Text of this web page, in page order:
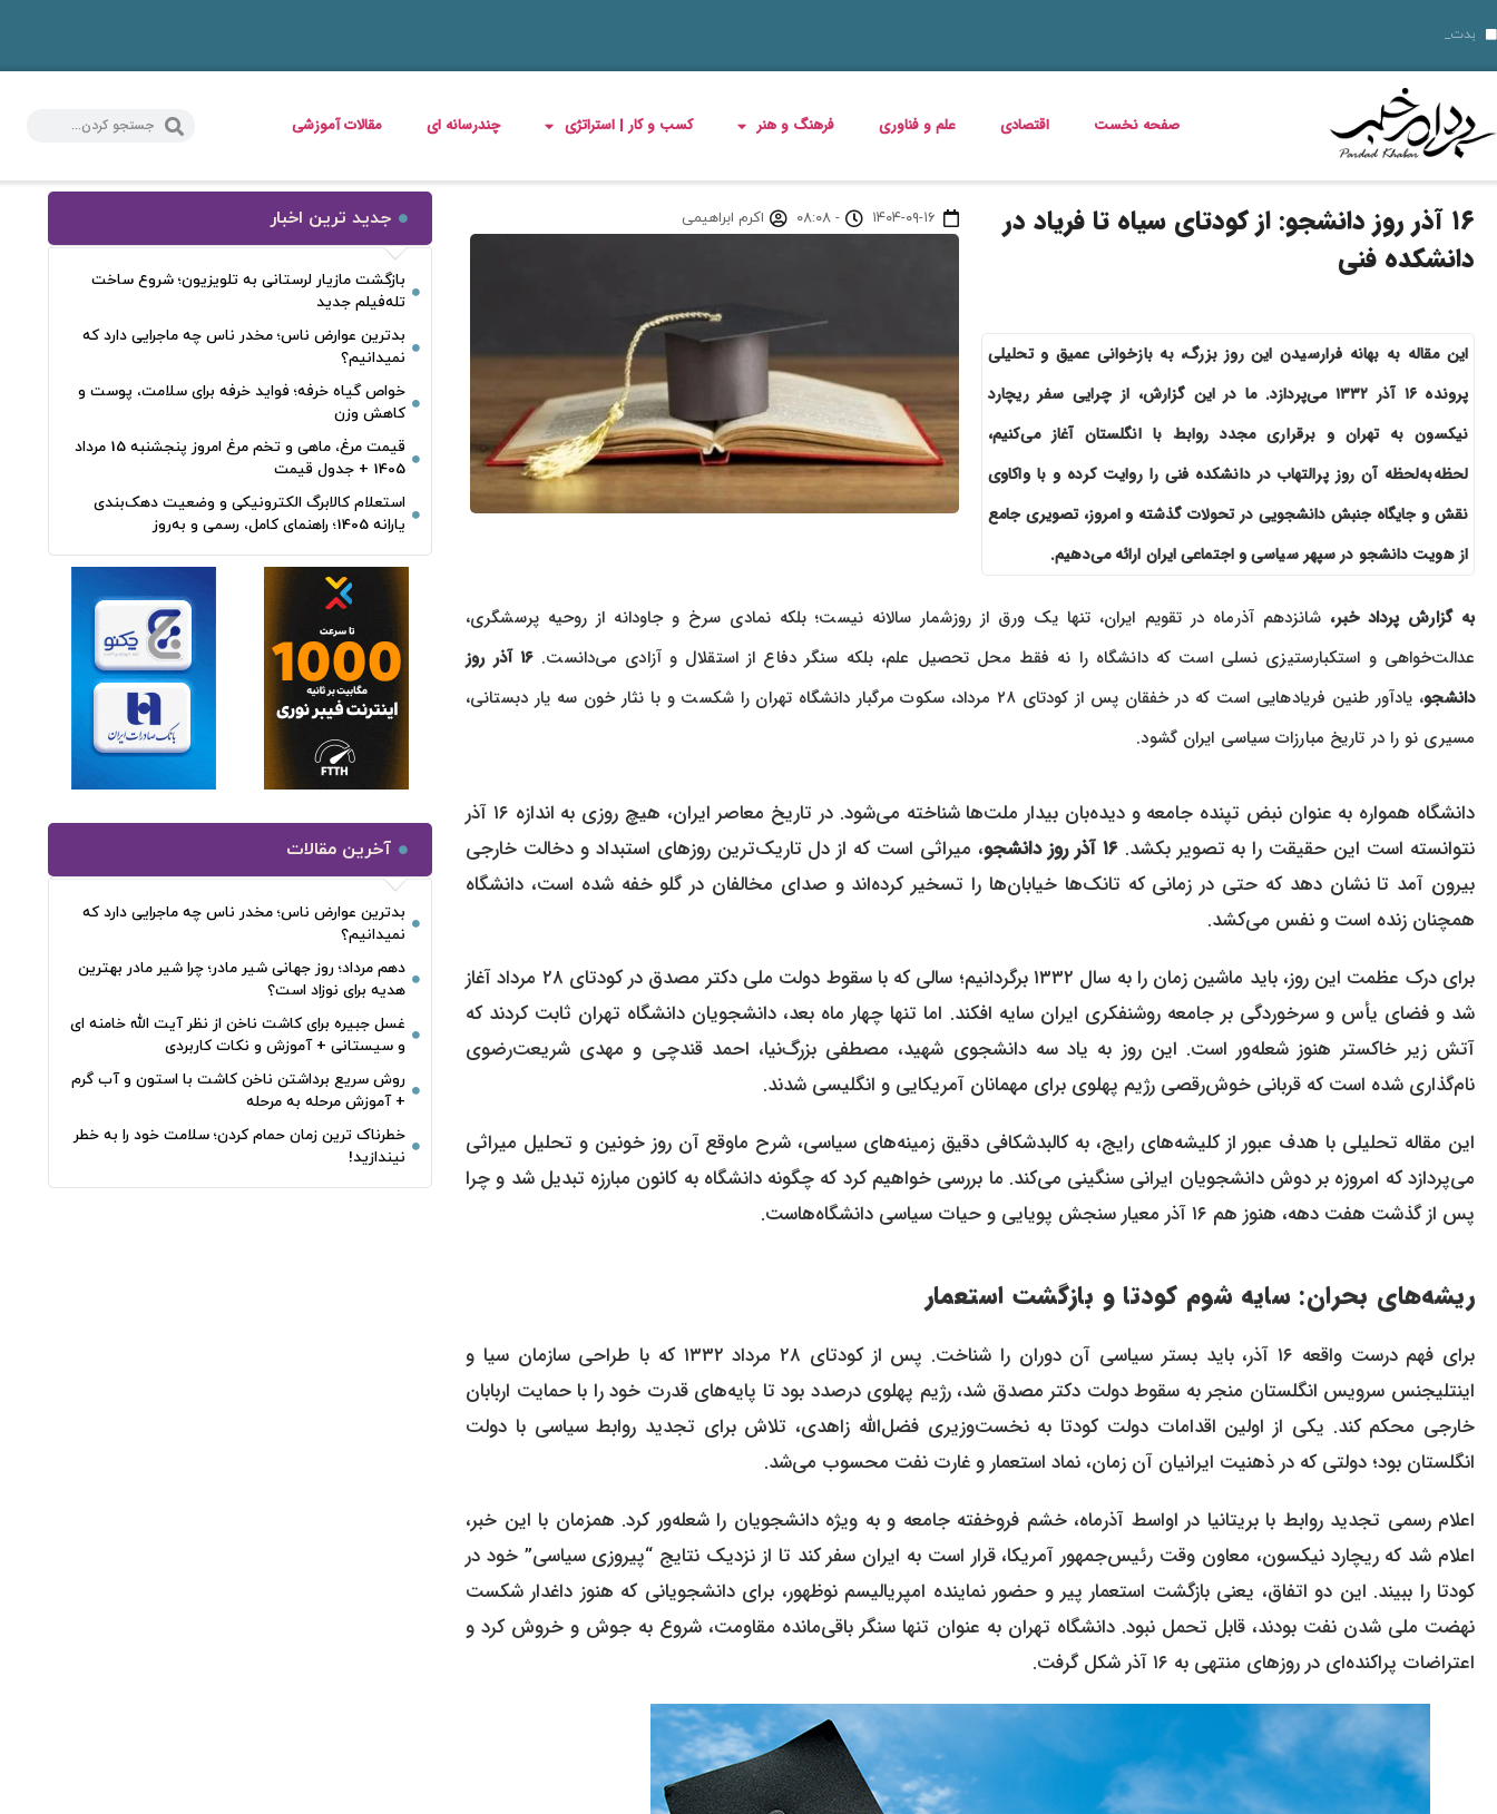
بدترین عوارض ناس؛ مخدر ناس چه ماجر
خواص گیاه خرفه؛ فواید خرفه برای سلامت، پوست و کاهش وزن
قیمت مرغ، ماهی و تخم مرغ امروز پنجشنبه 15 مرداد 1405 + جدول قیمت
استعلام کالابرگ الکترونیکی و وضعیت دهک‌بندی یارانه 1405؛ راهنمای کامل، رسمی و به‌روز
قیمت دلار، طلا، سکه و ارز امروز 15 مرداد 1405 + جدول کامل
10 نمونه از نقاط قوت و ضعف برای مصاحبه‌ های شغلی ۱۴۰۵
داستان فیلم زنده شور و عکس بازیگرانش
خبر خوش برای مددجویان و یارانه‌بگیران؛ برنامه پرداخت مرداد 1405 اعلام شد
دلیل افزایش ناگهانی قبض برق چیست؟ قبض برق چه کسانی گران می‌شود؟
صفحه نخست اقتصادی علم و فناوری فرهنگ و هنر کسب و کار | استراتژی چندرسانه ای مقالات آموزشی
۱۶ آذر روز دانشجو: از کودتای سیاه تا فریاد در
دانشکده فنی
این مقاله به بهانه فرارسیدن این روز بزرگ، به بازخوانی عمیق و تحلیلی
پرونده ۱۶ آذر ۱۳۳۲ می‌پردازد. ما در این گزارش، از چرایی سفر ریچارد
نیکسون به تهران و برقراری مجدد روابط با انگلستان آغاز می‌کنیم،
لحظه‌به‌لحظه آن روز پرالتهاب در دانشکده فنی را روایت کرده و با واکاوی
نقش و جایگاه جنبش دانشجویی در تحولات گذشته و امروز، تصویری جامع
از هویت دانشجو در سپهر سیاسی و اجتماعی ایران ارائه می‌دهیم.
۱۴۰۴-۰۹-۱۶ - ۰۸:۰۸ اکرم ابراهیمی
به گزارش پرداد خبر، شانزدهم آذرماه در تقویم ایران، تنها یک ورق از روزشمار سالانه نیست؛ بلکه نمادی سرخ و جاودانه از روحیه پرسشگری،
عدالت‌خواهی و استکبارستیزی نسلی است که دانشگاه را نه فقط محل تحصیل علم، بلکه سنگر دفاع از استقلال و آزادی می‌دانست.
۱۶ آذر روز
دانشجو
، یادآور طنین فریادهایی است که در خفقان پس از کودتای ۲۸ مرداد، سکوت مرگبار دانشگاه تهران را شکست و با نثار خون سه یار دبستانی،
مسیری نو را در تاریخ مبارزات سیاسی ایران گشود.
دانشگاه همواره به عنوان نبض تپنده جامعه و دیده‌بان بیدار ملت‌ها شناخته می‌شود. در تاریخ معاصر ایران، هیچ روزی به اندازه ۱۶ آذر
نتوانسته است این حقیقت را به تصویر بکشد.۱۶ آذر روز دانشجو
، میراثی است که از دل تاریک‌ترین روزهای استبداد و دخالت خارجی
بیرون آمد تا نشان دهد که حتی در زمانی که تانک‌ها خیابان‌ها را تسخیر کرده‌اند و صدای مخالفان در گلو خفه شده است، دانشگاه
همچنان زنده است و نفس می‌کشد.
برای درک عظمت این روز، باید ماشین زمان را به سال ۱۳۳۲ برگردانیم؛ سالی که با سقوط دولت ملی دکتر مصدق در کودتای ۲۸ مرداد آغاز
شد و فضای یأس و سرخوردگی بر جامعه روشنفکری ایران سایه افکند. اما تنها چهار ماه بعد، دانشجویان دانشگاه تهران ثابت کردند که
آتش زیر خاکستر هنوز شعله‌ور است. این روز به یاد سه دانشجوی شهید، مصطفی بزرگ‌نیا، احمد قندچی و مهدی شریعت‌رضوی
نام‌گذاری شده است که قربانی خوش‌رقصی رژیم پهلوی برای مهمانان آمریکایی و انگلیسی شدند.
این مقاله تحلیلی با هدف عبور از کلیشه‌های رایج، به کالبدشکافی دقیق زمینه‌های سیاسی، شرح ماوقع آن روز خونین و تحلیل میراثی
می‌پردازد که امروزه بر دوش دانشجویان ایرانی سنگینی می‌کند. ما بررسی خواهیم کرد که چگونه دانشگاه به کانون مبارزه تبدیل شد و چرا
پس از گذشت هفت دهه، هنوز هم ۱۶ آذر معیار سنجش پویایی و حیات سیاسی دانشگاه‌هاست.
ریشه‌های بحران: سایه شوم کودتا و بازگشت استعمار
برای فهم درست واقعه ۱۶ آذر، باید بستر سیاسی آن دوران را شناخت. پس از کودتای ۲۸ مرداد ۱۳۳۲ که با طراحی سازمان سیا و
اینتلیجنس سرویس انگلستان منجر به سقوط دولت دکتر مصدق شد، رژیم پهلوی درصدد بود تا پایه‌های قدرت خود را با حمایت اربابان
خارجی محکم کند. یکی از اولین اقدامات دولت کودتا به نخست‌وزیری فضل‌الله زاهدی، تلاش برای تجدید روابط سیاسی با دولت
انگلستان بود؛ دولتی که در ذهنیت ایرانیان آن زمان، نماد استعمار و غارت نفت محسوب می‌شد.
اعلام رسمی تجدید روابط با بریتانیا در اواسط آذرماه، خشم فروخفته جامعه و به ویژه دانشجویان را شعله‌ور کرد. همزمان با این خبر،
اعلام شد که ریچارد نیکسون، معاون وقت رئیس‌جمهور آمریکا، قرار است به ایران سفر کند تا از نزدیک نتایج “پیروزی سیاسی” خود در
کودتا را ببیند. این دو اتفاق، یعنی بازگشت استعمار پیر و حضور نماینده امپریالیسم نوظهور، برای دانشجویانی که هنوز داغدار شکست
نهضت ملی شدن نفت بودند، قابل تحمل نبود. دانشگاه تهران به عنوان تنها سنگر باقی‌مانده مقاومت، شروع به جوش و خروش کرد و
اعتراضات پراکنده‌ای در روزهای منتهی به ۱۶ آذر شکل گرفت.
جدید ترین اخبار
بازگشت مازیار لرستانی به تلویزیون؛ شروع ساخت
تله‌فیلم جدید
بدترین عوارض ناس؛ مخدر ناس چه ماجرایی دارد که
نمیدانیم؟
خواص گیاه خرفه؛ فواید خرفه برای سلامت، پوست و
کاهش وزن
قیمت مرغ، ماهی و تخم مرغ امروز پنجشنبه 15 مرداد
1405 + جدول قیمت
استعلام کالابرگ الکترونیکی و وضعیت دهک‌بندی
یارانه 1405؛ راهنمای کامل، رسمی و به‌روز
آخرین مقالات
بدترین عوارض ناس؛ مخدر ناس چه ماجرایی دارد که
نمیدانیم؟
دهم مرداد؛ روز جهانی شیر مادر؛ چرا شیر مادر بهترین
هدیه برای نوزاد است؟
غسل جبیره برای کاشت ناخن از نظر آیت الله خامنه ای
و سیستانی + آموزش و نکات کاربردی
روش سریع برداشتن ناخن کاشت با استون و آب گرم
+ آموزش مرحله به مرحله
خطرناک‌ ترین زمان‌ حمام کردن؛ سلامت خود را به خطر
نیندازید!